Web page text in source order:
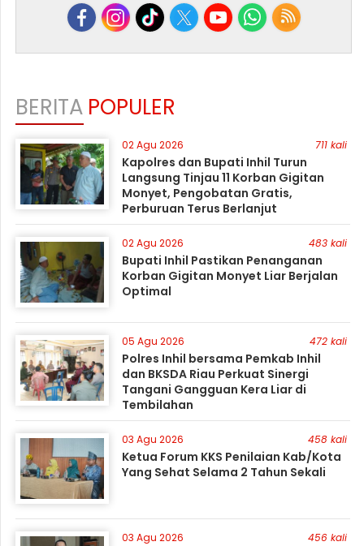
BERITA POPULER
02 Agu 2026 711 kali
Kapolres dan Bupati Inhil Turun
Langsung Tinjau 11 Korban Gigitan
Monyet, Pengobatan Gratis,
Perburuan Terus Berlanjut
02 Agu 2026 483 kali
Bupati Inhil Pastikan Penanganan
Korban Gigitan Monyet Liar Berjalan
Optimal
05 Agu 2026 472 kali
Polres Inhil bersama Pemkab Inhil
dan BKSDA Riau Perkuat Sinergi
Tangani Gangguan Kera Liar di
Tembilahan
03 Agu 2026 458 kali
Ketua Forum KKS Penilaian Kab/Kota
Yang Sehat Selama 2 Tahun Sekali
03 Agu 2026 456 kali